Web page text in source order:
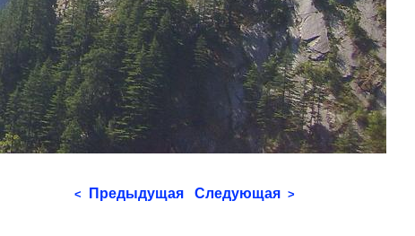
< Предыдущая Следующая >